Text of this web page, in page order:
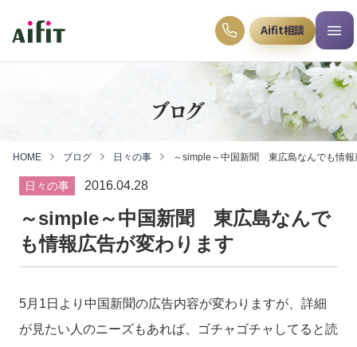
Aifit相談
ブログ
HOME ブログ 日々の事 ～simple～中国新聞 東広島なんでも情報
日々の事 2016.04.28
～simple～中国新聞 東広島なんで
も情報広告が変わります
5月1日より中国新聞の広告内容が変わりますが、詳細
が見たい人のニーズもあれば、ゴチャゴチャしてると読